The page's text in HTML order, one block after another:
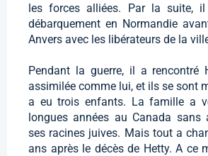
les forces alliées. Par la suite,
débarquement en Normandie
Anvers avec les libérateurs de la
Pendant la guerre, il a rencontré
assimilée comme lui, et ils se sont
a eu trois enfants. La famille a
longues années au Canada sans
ses racines juives. Mais tout a
ans après le décès de Hetty. A ce